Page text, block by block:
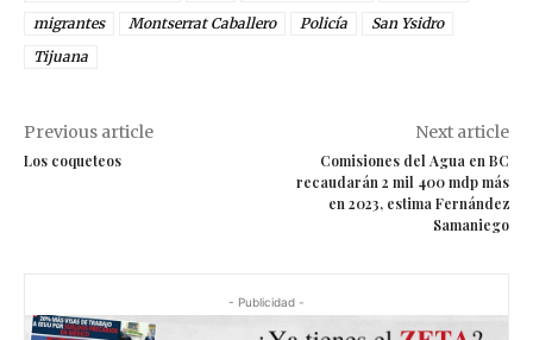
migrantes
Montserrat Caballero Policía
San Ysidro
Tijuana
Previous article
Los coqueteos
Next article
Comisiones del Agua en BC
recaudarán 2 mil 400 mdp más
en 2023, estima Fernández
Samaniego
- Publicidad -